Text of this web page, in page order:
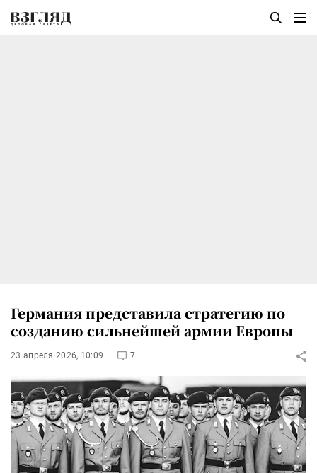
Германия представила стратегию по
созданию сильнейшей армии Европы
23 апреля 2026, 10:09 7